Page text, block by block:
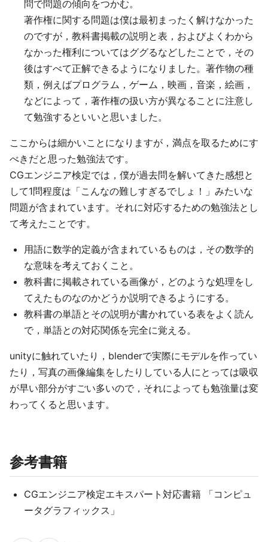
問で問題の傾向をつかむ。
著作権に関する問題は僕は最初まったく解けなかった
のですが，教科書掲載の説明と表，およびよくわから
なかった権利についてはググるなどしたことで，その
後はすべて正解できるようになりました。著作物の種
類，例えばプログラム，ゲーム，映画，音楽，絵画，
などによって，著作権の扱い方が異なることに注意し
て勉強するといいと思いました。
ここからは細かいことになりますが，満点を取るためにす
べきだと思った勉強法です。
CGエンジニア検定では，僕が過去問を解いてきた感想と
して1問程度は「こんなの難しすぎるでしょ！」みたいな
問題が含まれています。それに対応するための勉強法とし
て考えたことです。
用語に数学的定義が含まれているものは，その数学的
な意味を考えておくこと。
教科書に掲載されている画像が，どのような処理をし
てえたものなのかどうか説明できるようにする。
教科書の単語とその説明が書かれている表をよく読ん
で，単語との対応関係を完全に覚える。
unityに触れていたり，blenderで実際にモデルを作ってい
たり，写真の画像編集をしたりしている人にとっては吸収
が早い部分がすごい多いので，それによっても勉強量は変
わってくると思います。
参考書籍
CGエンジニア検定エキスパート対応書籍 「コンピュ
ータグラフィックス」